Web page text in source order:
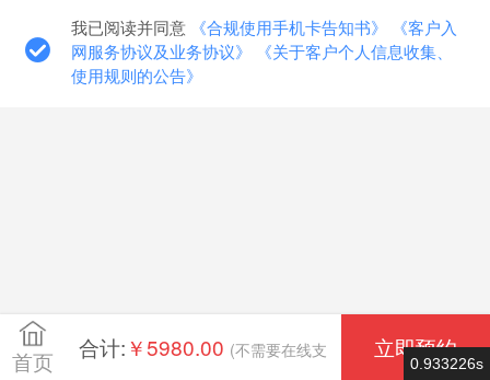
我已阅读并同意 《合规使用手机卡告知书》
《客户入
网服务协议及业务协议》
《关于客户个人信息收集、
使用规则的公告》
首页
合计:￥5980.00 (不需要在线支 立即预约
0.933226s